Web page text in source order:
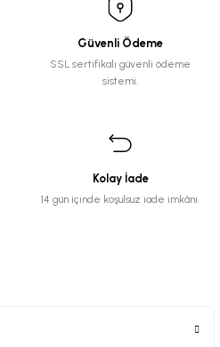
Güvenli Ödeme
SSL sertifikalı güvenli ödeme
sistemi.
Kolay İade
14 gün içinde koşulsuz iade imkânı.